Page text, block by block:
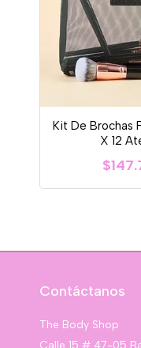
Kit De Brochas
X 12
Contáctanos
The Body Shop
Calle 15 # 47-05